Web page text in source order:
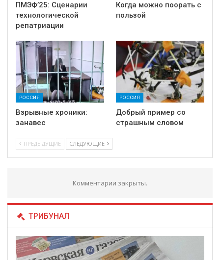
ПМЭФ’25: Сценарии
технологической
репатриации
Когда можно поорать с
пользой
РОССИЯ
Взрывные хроники:
занавес
РОССИЯ
Добрый пример со
страшным словом
ПРЕДЫДУЩИЕ СЛЕДУЮЩИЕ
Комментарии закрыты.
ТРИБУНАЛ